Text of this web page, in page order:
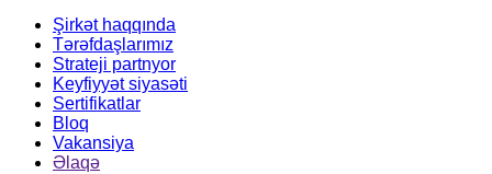
Şirkət haqqında
Tərəfdaşlarımız
Strateji partnyor
Keyfiyyət siyasəti
Sertifikatlar
Bloq
Vakansiya
Əlaqə